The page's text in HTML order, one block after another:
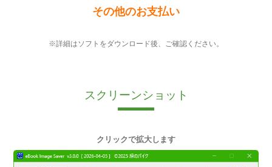
その他のお支払い
※詳細はソフトをダウンロード後、ご確認ください。
スクリーンショット
クリックで拡大します